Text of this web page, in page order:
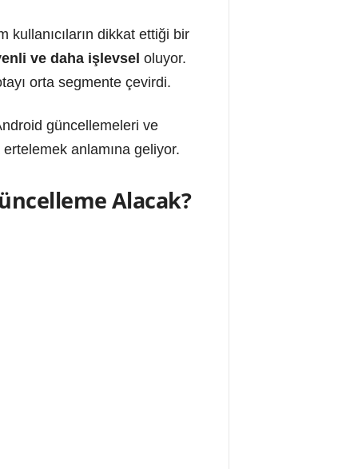
kullanıcıların dikkat ettiği bir
ve daha işlevsel oluyor.
orta segmente çevirdi.
güncellemeleri ve
anlamına geliyor.
Alacak?